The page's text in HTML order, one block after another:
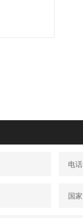
电
国